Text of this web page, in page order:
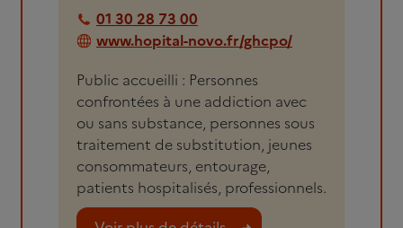
01 30 28 73 00
www.hopital-novo.fr/ghcpo/
Public accueilli : Personnes
confrontées à une addiction avec
ou sans substance, personnes sous
traitement de substitution, jeunes
consommateurs, entourage,
patients hospitalisés, professionnels.